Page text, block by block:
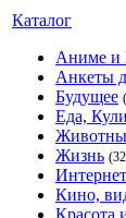
Каталог
Аниме и
Анкеты
Будущее
Еда,
Жизнь
Интернет
Кино,
Красота